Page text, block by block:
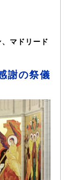
マドリード
謝の祭儀